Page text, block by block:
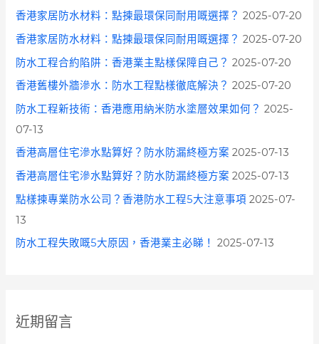
香港家居防水材料：點揀最環保同耐用嘅選擇？ 2025-07-20
香港家居防水材料：點揀最環保同耐用嘅選擇？ 2025-07-20
防水工程合約陷阱：香港業主點樣保障自己？ 2025-07-20
香港舊樓外牆滲水：防水工程點樣徹底解決？ 2025-07-20
防水工程新技術：香港應用納米防水塗層效果如何？ 2025-
07-13
香港高層住宅滲水點算好？防水防漏終極方案 2025-07-13
香港高層住宅滲水點算好？防水防漏終極方案 2025-07-13
點樣揀專業防水公司？香港防水工程5大注意事項 2025-07-
13
防水工程失敗嘅5大原因，香港業主必睇！
2025-07-13
近期留言